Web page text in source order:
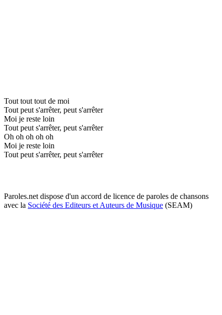
Tout tout tout de moi
Tout peut s'arrêter, peut s'arrêter
Moi je reste loin
Tout peut s'arrêter, peut s'arrêter
Oh oh oh oh oh
Moi je reste loin
Tout peut s'arrêter, peut s'arrêter
Paroles.net dispose d'un accord de licence de paroles de chansons
avec la Société des Editeurs et Auteurs de Musique (SEAM)